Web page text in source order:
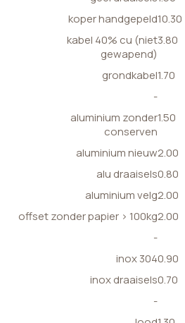
koper handgepeld10.30
kabel 40% cu (niet
gewapend)
3.80
grondkabel1.70
-
aluminium zonder
conserven
1.50
aluminium nieuw2.00
alu draaisels0.80
aluminium velg2.00
offset zonder papier > 100kg2.00
-
inox 3040.90
inox draaisels0.70
-